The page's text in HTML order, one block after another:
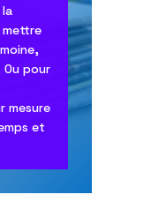
mettre
pour
mesure
et